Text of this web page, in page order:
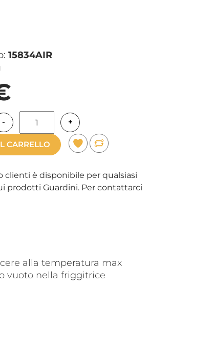
15834AIR
- +
CARRELLO
clienti è disponibile per qualsiasi
prodotti Guardini. Per contattarci
alla temperatura max
vuoto nella friggitrice